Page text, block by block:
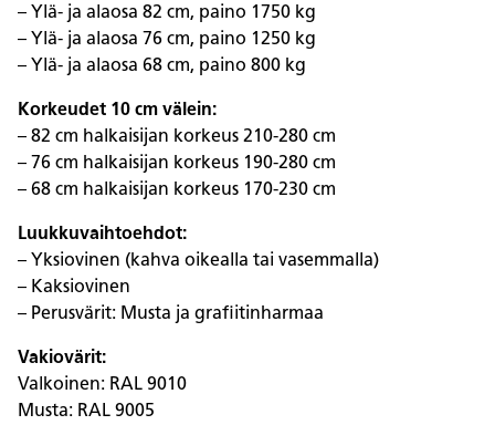
– Ylä- ja alaosa 82 cm, paino 1750 kg
– Ylä- ja alaosa 76 cm, paino 1250 kg
– Ylä- ja alaosa 68 cm, paino 800 kg
Korkeudet 10 cm välein:
– 82 cm halkaisijan korkeus 210-280 cm
– 76 cm halkaisijan korkeus 190-280 cm
– 68 cm halkaisijan korkeus 170-230 cm
Luukkuvaihtoehdot:
– Yksiovinen (kahva oikealla tai vasemmalla)
– Kaksiovinen
– Perusvärit: Musta ja grafiitinharmaa
Vakiovärit:
Valkoinen: RAL 9010
Musta: RAL 9005